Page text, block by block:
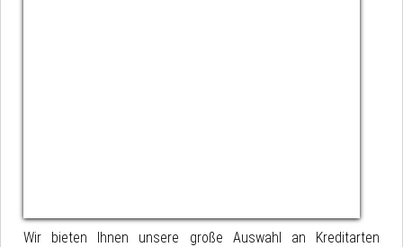
Wir bieten Ihnen unsere große Auswahl an Kreditarten